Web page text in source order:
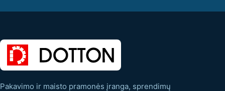
Pakavimo ir maisto pramonės įranga, sprendimų